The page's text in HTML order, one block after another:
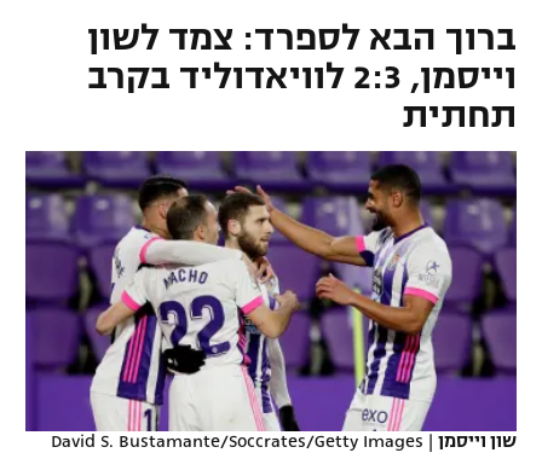
VOD
רץ ברשת
תוצאות
גביע הטוטו
ליגיונרים
גביע המדינה
נבחרת ישראל
מכבי חיפה
בית"ר ירושלים
מכבי תל אביב
ליגת האלופות
ליגה אירופית
ליגה אנגלית
ליגה גרמנית
ליגה ספרדית
ליגה איטלקית
ליגה צרפתית
ליגה הולנדית
כדורסל ישראלי
ליגת ווינר סל
ליגה לאומית
כדורסל נשים
מכבי תל אביב
הפועל חולון
הפועל ירושלים
כדורסל עולמי
NBA
יורוליג
יורוקאפ
ענפים נוספים
טניס
כדוריד
שחייה
ברוך הבא לספרד: צמד לשון
וייסמן, 2:3 לוויאדוליד בקרב
תחתית
שון וייסמן |
David S. Bustamante/Soccrates/Getty Images